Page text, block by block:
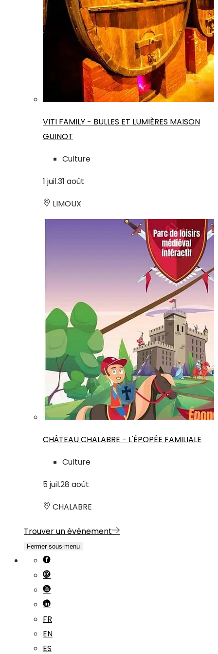
VITI FAMILY - BULLES ET LUMIÈRES MAISON
GUINOT
Culture
1 juil.31 août
LIMOUX
CHÂTEAU CHALABRE - L'ÉPOPÉE FAMILIALE
Culture
5 juil.28 août
CHALABRE
Trouver un événement
Fermer sous-menu
FR
EN
ES